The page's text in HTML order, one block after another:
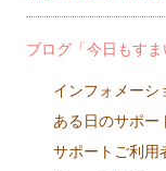
ブログ「今日もすま
インフォメー
ある日のサポー
サポートご利